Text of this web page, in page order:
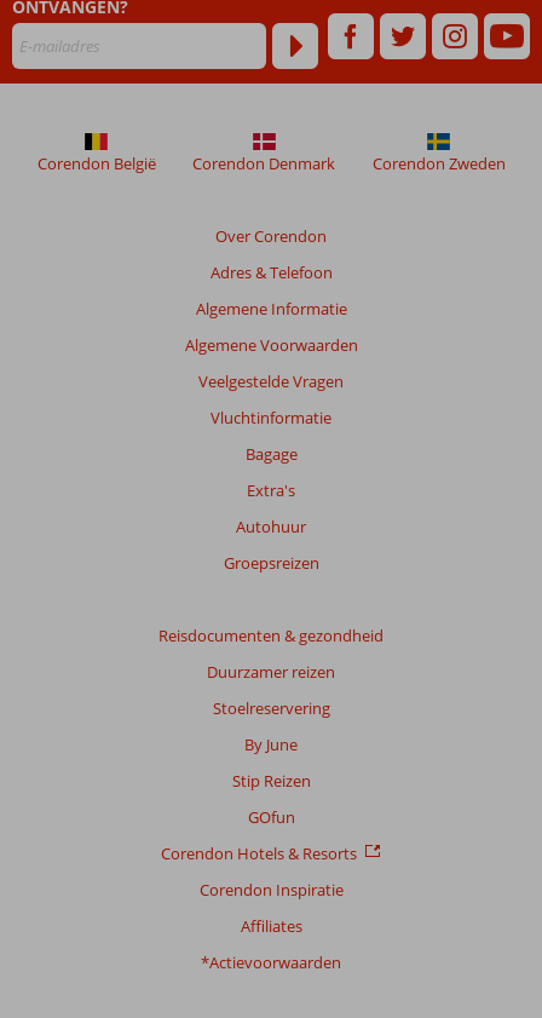
maanden
meer
om
de
ONTVANGEN?
Over Corendon
Adres & Telefoon
Algemene Informatie
Algemene Voorwaarden
Veelgestelde Vragen
Vluchtinformatie
Bagage
Extra's
Autohuur
Groepsreizen
Reisdocumenten & gezondheid
Duurzamer reizen
Stoelreservering
By June
Stip Reizen
GOfun
Corendon Hotels & Resorts
Corendon Inspiratie
Affiliates
*Actievoorwaarden
Corendon België Corendon Denmark Corendon Zweden